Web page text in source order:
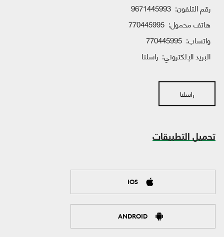
رقم التلفون: 9671445993
هاتف محمول: 770445995
واتساب:
البريد الإلكتروني: راسلنا
راسلنا
تحميل التطبيقات
IOS
ANDROID